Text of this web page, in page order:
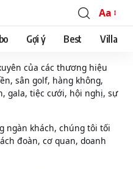
Font
Resizer
Aa
Gợi ý Best Villa
của các thương hiệu
sân golf, hàng không,
gala, tiệc cưới, hội nghị, sự
ngàn khách, chúng tôi tối
đoàn, cơ quan, doanh